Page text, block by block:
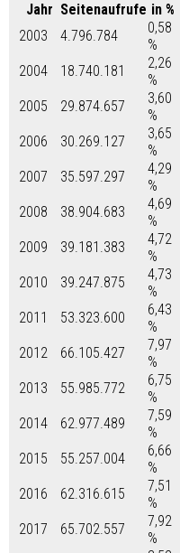
Jahr Seitenaufrufe in %
2003
4.796.784
0,58
%
2004
18.740.181
2,26
%
2005
29.874.657
3,60
%
2006
30.269.127
3,65
%
2007
35.597.297
4,29
%
2008
38.904.683
4,69
%
2009
39.181.383
4,72
%
2010
39.247.875
4,73
%
2011
53.323.600
6,43
%
2012
66.105.427
7,97
%
2013
55.985.772
6,75
%
2014
62.977.489
7,59
%
2015
55.257.004
6,66
%
2016
62.316.615
7,51
%
2017
65.702.557
7,92
%